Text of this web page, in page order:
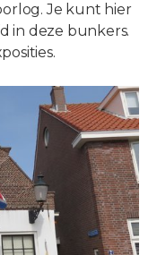
Je kunt hier
in deze bunkers.